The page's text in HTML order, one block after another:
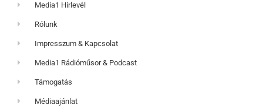
Media1 Hírlevél
Rólunk
Impresszum & Kapcsolat
Media1 Rádióműsor & Podcast
Támogatás
Médiaajánlat